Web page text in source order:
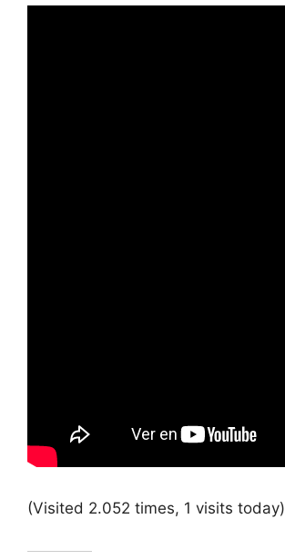
(Visited 2.052 times, 1 visits today)